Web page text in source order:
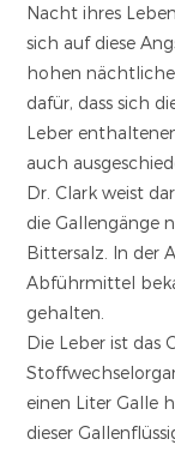
Nacht ihres
sich auf diese
hohen
dafür, dass sich
Leber
auch
Dr. Clark weist
die Gallengänge
Bittersalz. In der
Abführmittel
gehalten.
Die Leber ist das
einen Liter Galle
dieser